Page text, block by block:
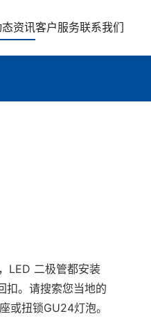
资讯客户服务联系我们
LED 二极管都安装
扣。请搜索您当地的
或扭锁GU24灯泡。